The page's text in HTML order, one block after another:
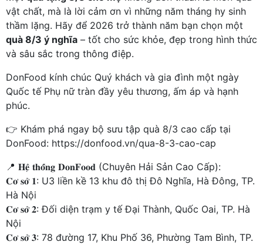
vật chất, mà là lời cảm ơn vì những năm tháng hy sinh
thầm lặng. Hãy để 2026 trở thành năm bạn chọn một
quà 8/3 ý nghĩa – tốt cho sức khỏe, đẹp trong hình thức
và sâu sắc trong thông điệp.
DonFood kính chúc Quý khách và gia đình một ngày
Quốc tế Phụ nữ tràn đầy yêu thương, ấm áp và hạnh
phúc.
👉 Khám phá ngay bộ sưu tập quà 8/3 cao cấp tại
DonFood: https://donfood.vn/qua-8-3-cao-cap
📍 𝐇𝐞̣̂ 𝐭𝐡𝐨̂́𝐧𝐠 𝐃𝐨𝐧𝐅𝐨𝐨𝐝 (Chuyên Hải Sản Cao Cấp):
𝐂𝐨̛ 𝐬𝐨̛̉ 𝟏: U3 liền kề 13 khu đô thị Đô Nghĩa, Hà Đông, TP.
Hà Nội
𝐂𝐨̛ 𝐬𝐨̛̉ 𝟐: Đối diện trạm y tế Đại Thành, Quốc Oai, TP. Hà
Nội
𝐂𝐨̛ 𝐬𝐨̛̉ 𝟑: 78 đường 17, Khu Phố 36, Phường Tam Bình, TP.